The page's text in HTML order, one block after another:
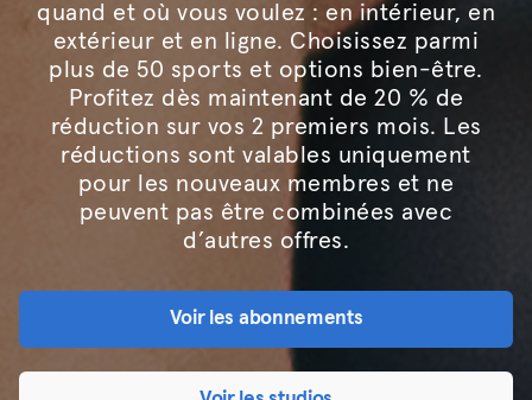
quand et où vous voulez : en intérieur, en
extérieur et en ligne. Choisissez parmi
plus de 50 sports et options bien-être.
Profitez dès maintenant de 20 % de
réduction sur vos 2 premiers mois. Les
réductions sont valables uniquement
pour les nouveaux membres et ne
peuvent pas être combinées avec
d’autres offres.
Voir les abonnements